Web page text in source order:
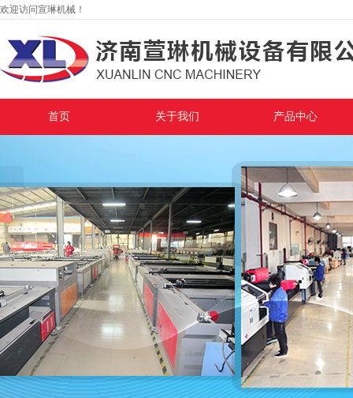
欢迎访问宣琳机械！
首页 关于我们 产品中心